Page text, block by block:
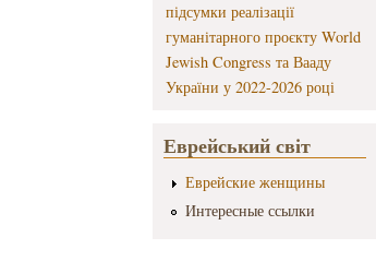
підсумки реалізації
гуманітарного проєкту World
Jewish Congress та Вааду
України у 2022-2026 році
Еврейський світ
Еврейские женщины
Интересные ссылки